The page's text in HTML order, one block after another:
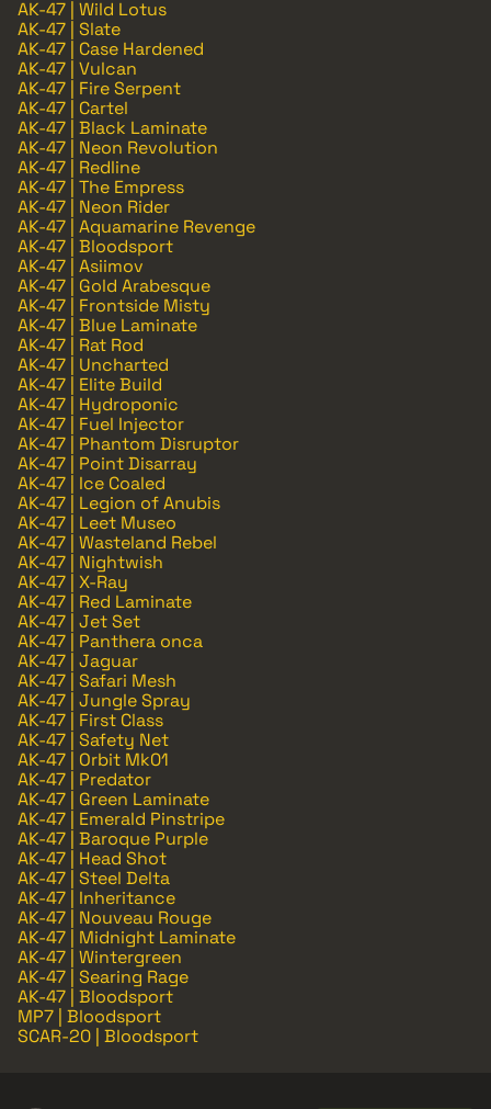
AK-47 | Wild Lotus
AK-47 | Slate
AK-47 | Case Hardened
AK-47 | Vulcan
AK-47 | Fire Serpent
AK-47 | Cartel
AK-47 | Black Laminate
AK-47 | Neon Revolution
AK-47 | Redline
AK-47 | The Empress
AK-47 | Neon Rider
AK-47 | Aquamarine Revenge
AK-47 | Bloodsport
AK-47 | Asiimov
AK-47 | Gold Arabesque
AK-47 | Frontside Misty
AK-47 | Blue Laminate
AK-47 | Rat Rod
AK-47 | Uncharted
AK-47 | Elite Build
AK-47 | Hydroponic
AK-47 | Fuel Injector
AK-47 | Phantom Disruptor
AK-47 | Point Disarray
AK-47 | Ice Coaled
AK-47 | Legion of Anubis
AK-47 | Leet Museo
AK-47 | Wasteland Rebel
AK-47 | Nightwish
AK-47 | X-Ray
AK-47 | Red Laminate
AK-47 | Jet Set
AK-47 | Panthera onca
AK-47 | Jaguar
AK-47 | Safari Mesh
AK-47 | Jungle Spray
AK-47 | First Class
AK-47 | Safety Net
AK-47 | Orbit Mk01
AK-47 | Predator
AK-47 | Green Laminate
AK-47 | Emerald Pinstripe
AK-47 | Baroque Purple
AK-47 | Head Shot
AK-47 | Steel Delta
AK-47 | Inheritance
AK-47 | Nouveau Rouge
AK-47 | Midnight Laminate
AK-47 | Wintergreen
AK-47 | Searing Rage
AK-47 | Bloodsport
MP7 | Bloodsport
SCAR-20 | Bloodsport